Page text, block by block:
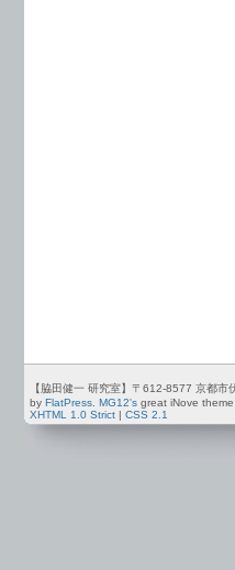
【脇田健一 研究室】〒612-8577 京都
by FlatPress. MG12's great iNove
XHTML 1.0 Strict
CSS 2.1